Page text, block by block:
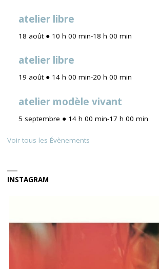
atelier libre
18 août ● 10 h 00 min-18 h 00 min
atelier libre
19 août ● 14 h 00 min-20 h 00 min
atelier modèle vivant
5 septembre ● 14 h 00 min-17 h 00 min
Voir tous les Évènements
INSTAGRAM